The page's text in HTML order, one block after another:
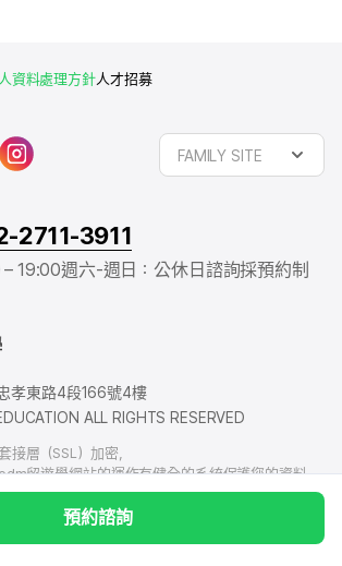
預約諮詢
資料處理方針人才招募
y
o
a
g
r
FAMILY SITE
2711-3911
19:00週六-週日：公休日 諮詢採預約制
孝東路4段166號4樓
ALL RIGHTS RESERVED
層（SSL）加密，
留遊學網站的運作有健全的系統保護您的資料，
，以防您的個人資料洩露給外界造成損害